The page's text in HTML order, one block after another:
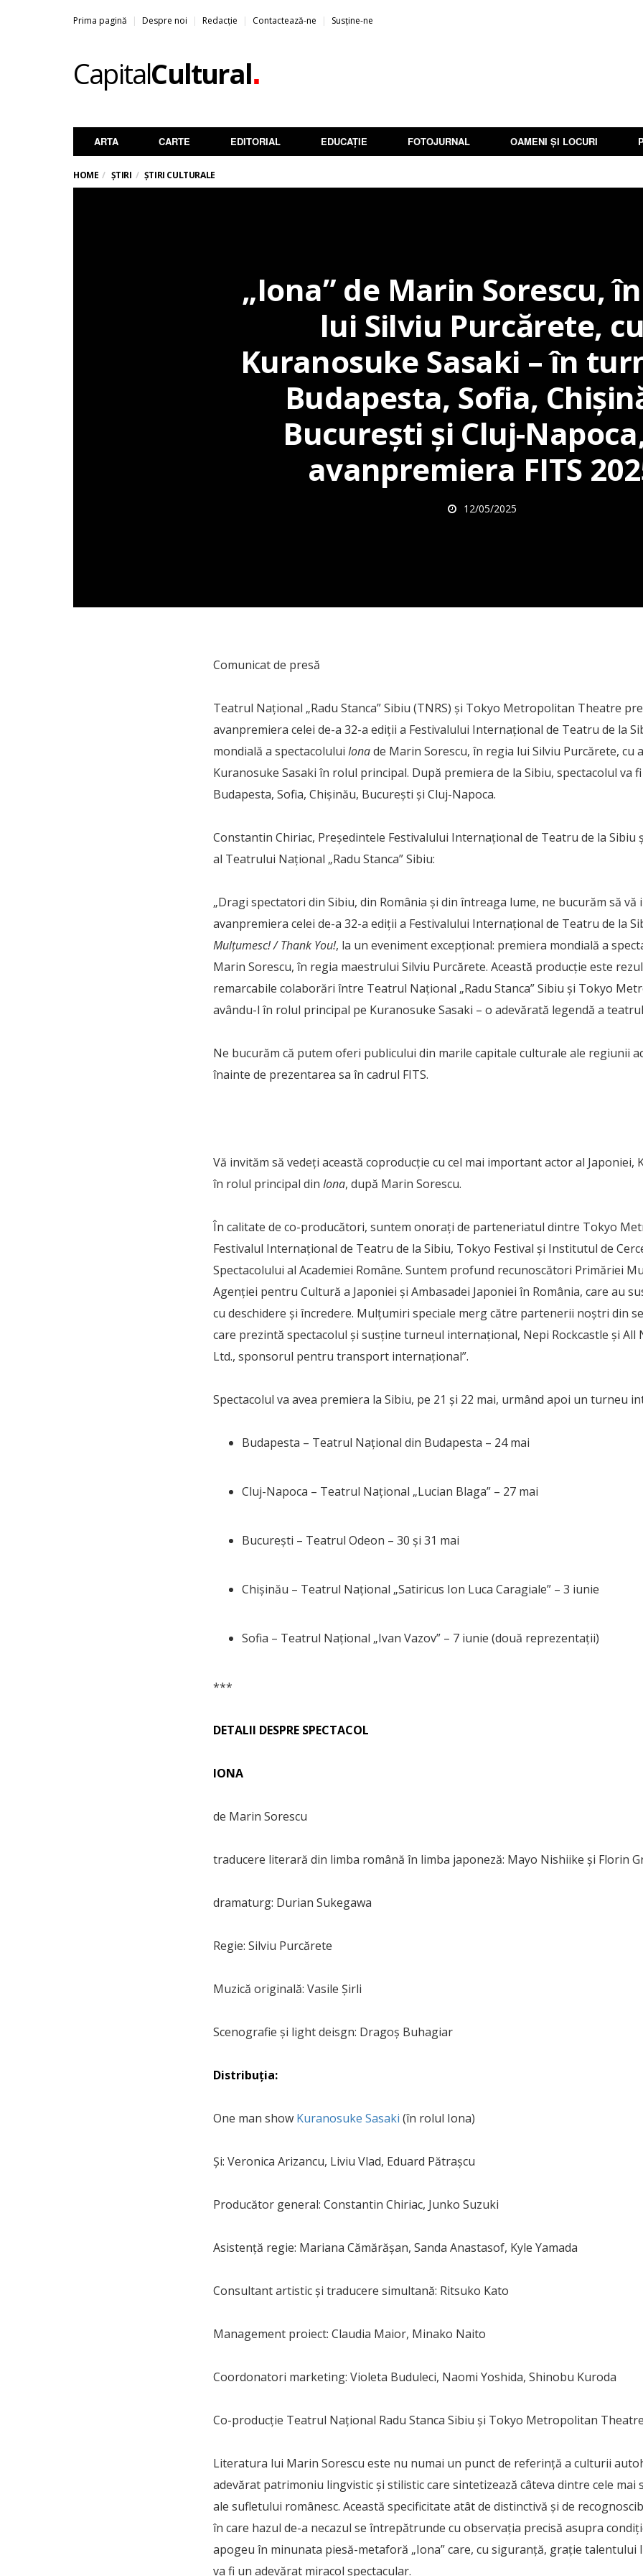
Prima pagină Despre noi Redacție Contactează-ne Susține-ne
CapitalCultural.
ARTA CARTE EDITORIAL EDUCAȚIE FOTOJURNAL OAMENI ȘI LOCURI
HOME ȘTIRI ȘTIRI CULTURALE
„Iona” de Marin Sorescu,
lui Silviu Purcărete, cu
Kuranosuke Sasaki – în
Budapesta, Sofia,
București și Cluj-
avanpremiera FITS
12/05/2025
Comunicat de presă
Teatrul Național „Radu Stanca” Sibiu (TNRS) și Tokyo Metropolitan Theatre
avanpremiera celei de-a 32-a ediții a Festivalului Internațional de Teatru de la
mondială a spectacolului Ionade Marin Sorescu, în regia lui Silviu Purcărete, cu
Kuranosuke Sasaki în rolul principal. După premiera de la Sibiu, spectacolul va
Budapesta, Sofia, Chișinău, București și Cluj-Napoca.
Constantin Chiriac, Președintele Festivalului Internațional de Teatru de la Sibiu
al Teatrului Național „Radu Stanca” Sibiu:
„Dragi spectatori din Sibiu, din România și din întreaga lume, ne bucurăm să vă
avanpremiera celei de-a 32-a ediții a Festivalului Internațional de Teatru de la
Mulțumesc! / Thank You!, la un eveniment excepțional: premiera mondială a
Marin Sorescu, în regia maestrului Silviu Purcărete. Această producție este
remarcabile colaborări între Teatrul Național „Radu Stanca” Sibiu și Tokyo
avându-l în rolul principal pe Kuranosuke Sasaki – o adevărată legendă a
Ne bucurăm că putem oferi publicului din marile capitale culturale ale regiunii
înainte de prezentarea sa în cadrul FITS.
Vă invităm să vedeți această coproducție cu cel mai important actor al Japoniei,
în rolul principal din Iona, după Marin Sorescu.
În calitate de co-producători, suntem onorați de parteneriatul dintre Tokyo
Festivalul Internațional de Teatru de la Sibiu, Tokyo Festival și Institutul de
Spectacolului al Academiei Române. Suntem profund recunoscători Primăriei
Agenției pentru Cultură a Japoniei și Ambasadei Japoniei în România, care au
cu deschidere și încredere. Mulțumiri speciale merg către partenerii noștri din
care prezintă spectacolul și susține turneul internațional, Nepi Rockcastle și All
Ltd., sponsorul pentru transport internațional”.
Spectacolul va avea premiera la Sibiu, pe 21 și 22 mai, urmând apoi un turneu
Budapesta – Teatrul Național din Budapesta – 24 mai
Cluj-Napoca – Teatrul Național „Lucian Blaga” – 27 mai
București – Teatrul Odeon – 30 și 31 mai
Chișinău – Teatrul Național „Satiricus Ion Luca Caragiale” – 3 iunie
Sofia – Teatrul Național „Ivan Vazov” – 7 iunie (două reprezentații)
***
DETALII DESPRE SPECTACOL
IONA
de Marin Sorescu
traducere literară din limba română în limba japoneză: Mayo Nishiike și Florin
dramaturg: Durian Sukegawa
Regie: Silviu Purcărete
Muzică originală: Vasile Șirli
Scenografie și light deisgn: Dragoș Buhagiar
Distribuția:
One man show Kuranosuke Sasaki (în rolul Iona)
Și: Veronica Arizancu, Liviu Vlad, Eduard Pătrașcu
Producător general: Constantin Chiriac, Junko Suzuki
Asistență regie: Mariana Cămărășan, Sanda Anastasof, Kyle Yamada
Consultant artistic și traducere simultană: Ritsuko Kato
Management proiect: Claudia Maior, Minako Naito
Coordonatori marketing: Violeta Buduleci, Naomi Yoshida, Shinobu Kuroda
Co-producție Teatrul Național Radu Stanca Sibiu și Tokyo Metropolitan Theatre
Literatura lui Marin Sorescu este nu numai un punct de referință a culturii
adevărat patrimoniu lingvistic și stilistic care sintetizează câteva dintre cele mai
ale sufletului românesc. Această specificitate atât de distinctivă și de
în care hazul de-a necazul se întrepătrunde cu observația precisă asupra
apogeu în minunata piesă-metaforă „Iona” care, cu siguranță, grație talentului
va fi un adevărat miracol spectacular.